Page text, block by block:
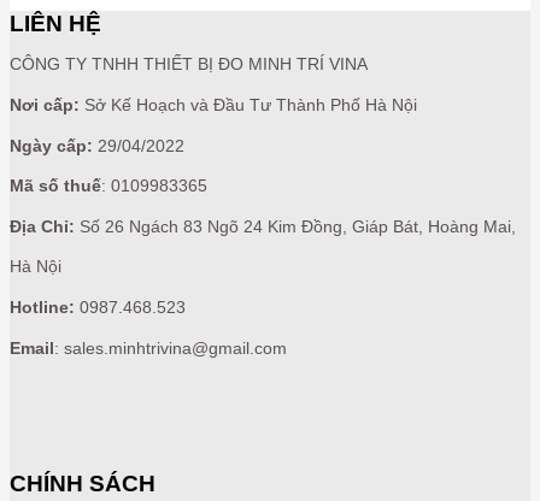
LIÊN HỆ
CÔNG TY TNHH THIẾT BỊ ĐO MINH TRÍ VINA
Nơi cấp: Sở Kế Hoạch và Đầu Tư Thành Phố Hà Nội
Ngày cấp: 29/04/2022
Mã số thuế: 0109983365
Địa Chỉ: Số 26 Ngách 83 Ngõ 24 Kim Đồng, Giáp Bát, Hoàng Mai,
Hà Nội
Hotline: 0987.468.523
Email: sales.minhtrivina@gmail.com
CHÍNH SÁCH